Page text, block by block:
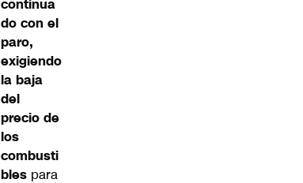
continua
do con el
paro,
exigiendo
la baja
del
precio de
los
combusti
bles para